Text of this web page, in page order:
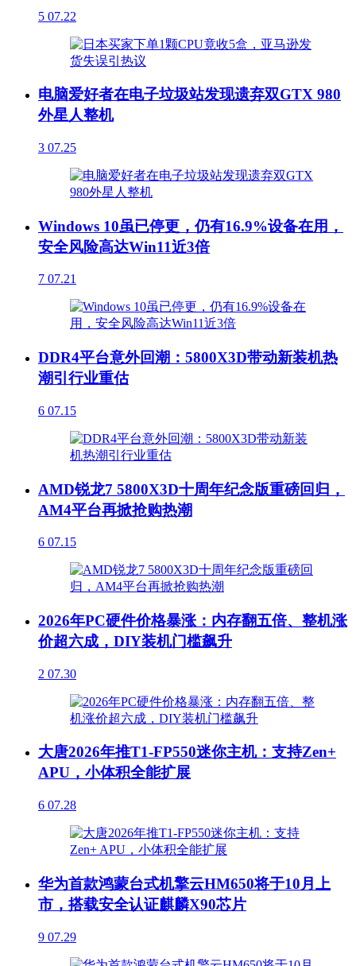
5 07.22
电脑爱好者在电子垃圾站发现遗弃双GTX 980
外星人整机
3 07.25
Windows 10虽已停更，仍有16.9%设备在用，
安全风险高达Win11近3倍
7 07.21
DDR4平台意外回潮：5800X3D带动新装机热
潮引行业重估
6 07.15
AMD锐龙7 5800X3D十周年纪念版重磅回归，
AM4平台再掀抢购热潮
6 07.15
2026年PC硬件价格暴涨：内存翻五倍、整机涨
价超六成，DIY装机门槛飙升
2 07.30
大唐2026年推T1-FP550迷你主机：支持Zen+
APU，小体积全能扩展
6 07.28
华为首款鸿蒙台式机擎云HM650将于10月上
市，搭载安全认证麒麟X90芯片
9 07.29